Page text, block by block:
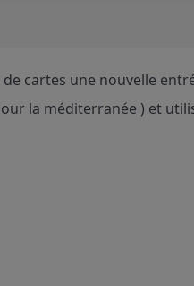
cartes une nouvelle
la méditerranée ) et